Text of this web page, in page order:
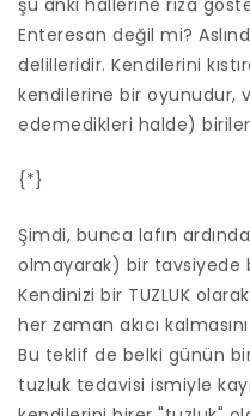
şu anki hallerine rıza
Enteresan değil mi?
delilleridir. Kendilerini
kendilerine bir oyunudur,
edemedikleri halde)
{*}
Şimdi, bunca lafın
olmayarak) bir tavsiyede
Kendinizi bir TUZLUK
her zaman akıcı
Bu teklif de belki günün
tuzluk tedavisi ismiyle